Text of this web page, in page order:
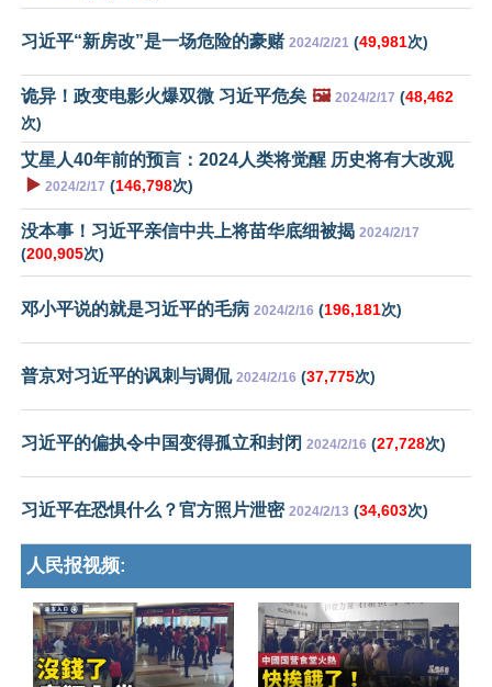
习近平“新房改”是一场危险的豪赌 2024/2/21 (49,981次)
诡异！政变电影火爆双微 习近平危矣 🖼️ 2024/2/17 (48,462
次)
艾星人40年前的预言：2024人类将觉醒 历史将有大改观
▶️ 2024/2/17 (146,798次)
没本事！习近平亲信中共上将苗华底细被揭 2024/2/17
(200,905次)
邓小平说的就是习近平的毛病 2024/2/16 (196,181次)
普京对习近平的讽刺与调侃 2024/2/16 (37,775次)
习近平的偏执令中国变得孤立和封闭 2024/2/16 (27,728次)
习近平在恐惧什么？官方照片泄密 2024/2/13 (34,603次)
人民报视频: